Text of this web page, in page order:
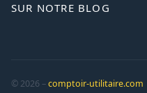
SUR NOTRE BLOG
© 2026 –comptoir-utilitaire.com